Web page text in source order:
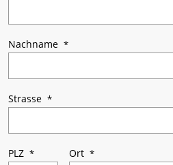
Nachname
Strasse
PLZ Ort